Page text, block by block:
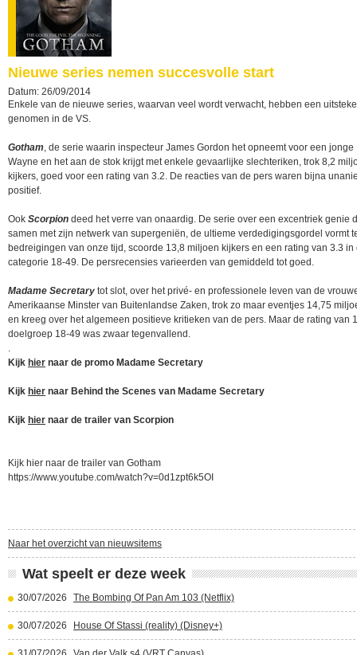
Nieuwe series nemen succesvolle start
Datum: 26/09/2014
Enkele van de nieuwe series, waarvan veel wordt verwacht, hebben een
genomen in de VS.
Gotham, de serie waarin inspecteur James Gordon het opneemt voor een jonge
Wayne en het aan de stok krijgt met enkele gevaarlijke slechteriken, trok 8,2
kijkers, goed voor een rating van 3.2. De reacties van de pers waren bijna
positief.
Ook Scorpion deed het verre van onaardig. De serie over een excentriek genie
samen met zijn netwerk van supergeniën, de ultieme verdedigingsgordel vormt
bedreigingen van onze tijd, scoorde 13,8 miljoen kijkers en een rating van 3.3 in
categorie 18-49. De persrecensies varieerden van gemiddeld tot goed.
Madame Secretary tot slot, over het privé- en professionele leven van de
Amerikaanse Minster van Buitenlandse Zaken, trok zo maar eventjes 14,75
en kreeg over het algemeen positieve kritieken van de pers. Maar de rating van
doelgroep 18-49 was zwaar tegenvallend.
.
Kijk hier naar de promo Madame Secretary
Kijk hier naar Behind the Scenes van Madame Secretary
Kijk hier naar de trailer van Scorpion
Kijk hier naar de trailer van Gotham
https://www.youtube.com/watch?v=0d1zpt6k5OI
Naar het overzicht van nieuwsitems
Wat speelt er deze week
30/07/2026 The Bombing Of Pan Am 103 (Netflix)
30/07/2026 House Of Stassi (reality) (Disney+)